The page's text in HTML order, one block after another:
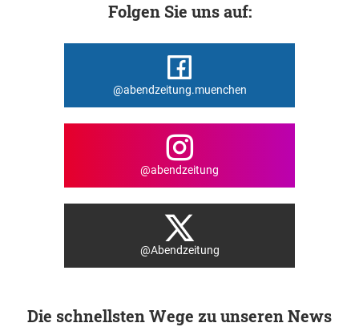
Folgen Sie uns auf:
@abendzeitung.muenchen
@abendzeitung
@Abendzeitung
Die schnellsten Wege zu unseren News